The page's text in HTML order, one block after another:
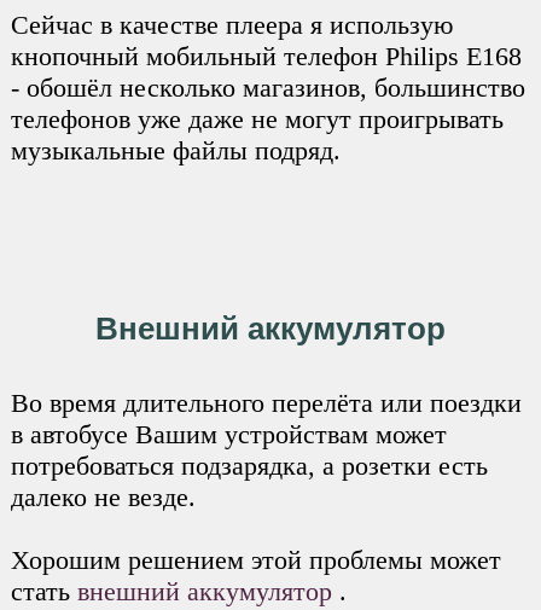
Сейчас в качестве плеера я использую
кнопочный мобильный телефон Philips E168
- обошёл несколько магазинов, большинство
телефонов уже даже не могут проигрывать
музыкальные файлы подряд.
Внешний аккумулятор
Во время длительного перелёта или поездки
в автобусе Вашим устройствам может
потребоваться подзарядка, а розетки есть
далеко не везде.
Хорошим решением этой проблемы может
стать внешний аккумулятор .